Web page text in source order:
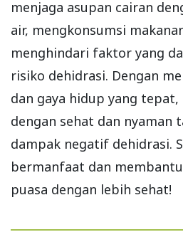
menjaga asupan cairan
air, mengkonsumsi
menghindari faktor yang
risiko dehidrasi. Dengan
dan gaya hidup yang
dengan sehat dan nyaman
dampak negatif dehidrasi.
bermanfaat dan
puasa dengan lebih sehat!